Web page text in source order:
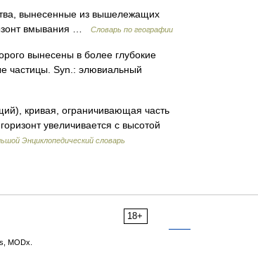
вынесенные из вышележащих
вмывания …
Словарь по географии
вынесены в более глубокие
частицы. Syn.: элювиальный
кривая, ограничивающая часть
увеличивается с высотой
Энциклопедический словарь
18+
MODx.